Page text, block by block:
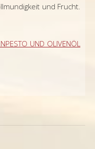
und Frucht.
UND OLIVENÖL